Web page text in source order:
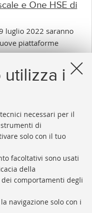
i
necessari per il
di
solo con il tuo
facoltativi sono usati
della
comportamenti degli
navigazione solo con i
e One HSE di
luglio 2022 saranno
piattaforme